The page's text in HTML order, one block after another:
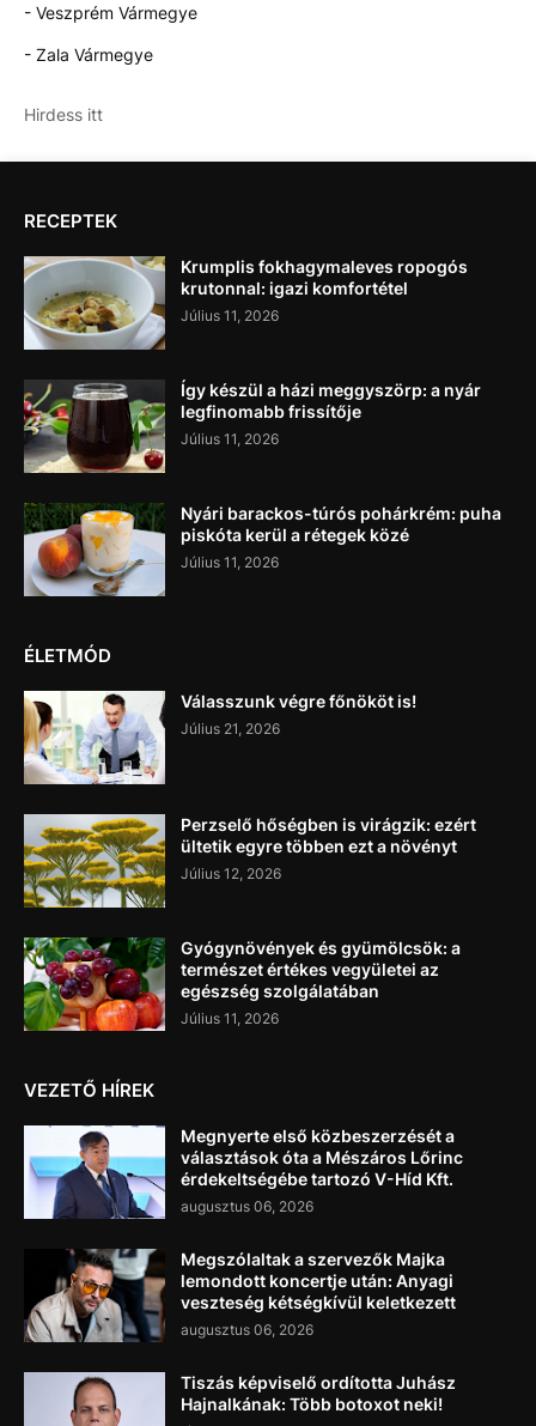
- Veszprém Vármegye
- Zala Vármegye
Hirdess itt
RECEPTEK
Krumplis fokhagymaleves ropogós
krutonnal: igazi komfortétel
Július 11, 2026
Így készül a házi meggyszörp: a nyár
legfinomabb frissítője
Július 11, 2026
Nyári barackos-túrós pohárkrém: puha
piskóta kerül a rétegek közé
Július 11, 2026
ÉLETMÓD
Válasszunk végre főnököt is!
Július 21, 2026
Perzselő hőségben is virágzik: ezért
ültetik egyre többen ezt a növényt
Július 12, 2026
Gyógynövények és gyümölcsök: a
természet értékes vegyületei az
egészség szolgálatában
Július 11, 2026
VEZETŐ HÍREK
Megnyerte első közbeszerzését a
választások óta a Mészáros Lőrinc
érdekeltségébe tartozó V-Híd Kft.
augusztus 06, 2026
Megszólaltak a szervezők Majka
lemondott koncertje után: Anyagi
veszteség kétségkívül keletkezett
augusztus 06, 2026
Tiszás képviselő ordította Juhász
Hajnalkának: Több botoxot neki!